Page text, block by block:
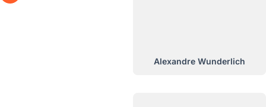
Alexandre Wunderlich